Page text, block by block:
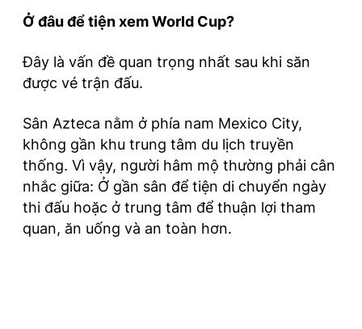
Ở đâu để tiện xem World Cup?
Đây là vấn đề quan trọng nhất sau khi săn
được vé trận đấu.
Sân Azteca nằm ở phía nam Mexico City,
không gần khu trung tâm du lịch truyền
thống. Vì vậy, người hâm mộ thường phải cân
nhắc giữa: Ở gần sân để tiện di chuyển ngày
thi đấu hoặc ở trung tâm để thuận lợi tham
quan, ăn uống và an toàn hơn.